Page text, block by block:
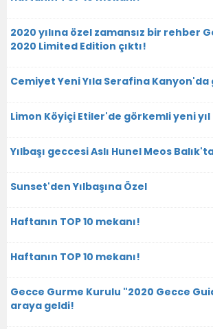
2020 yılına özel zamansız bir rehber
2020 Limited Edition çıktı!
Cemiyet Yeni Yıla Serafina Kanyon'da
Limon Köyiçi Etiler'de görkemli yeni
Yılbaşı geccesi Aslı Hunel Meos
Sunset'den Yılbaşına Özel
Haftanın TOP 10 mekanı!
Haftanın TOP 10 mekanı!
Gecce Gurme Kurulu "2020 Gecce
araya geldi!